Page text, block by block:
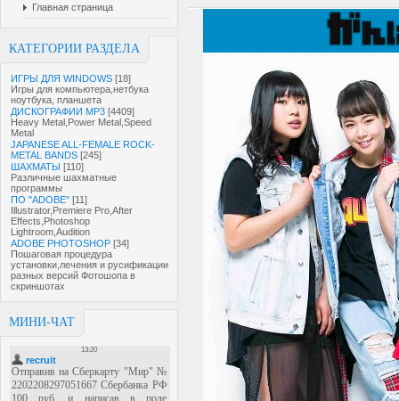
Главная страница
КАТЕГОРИИ РАЗДЕЛА
ИГРЫ ДЛЯ WINDOWS [18]
Игры для компьютера,нетбука
ноутбука, планшета
ДИСКОГРАФИИ MP3 [4409]
Heavy Metal,Power Metal,Speed
Metal
JAPANESE ALL-FEMALE ROCK-
METAL BANDS [245]
ШАХМАТЫ [110]
Различные шахматные
программы
ПО "ADOBE" [11]
Illustrator,Premiere Pro,After
Effects,Photoshop
Lightroom,Audition
ADOBE PHOTOSHOP [34]
Пошаговая процедура
установки,лечения и русификации
разных версий Фотошопа в
скриншотах
МИНИ-ЧАТ